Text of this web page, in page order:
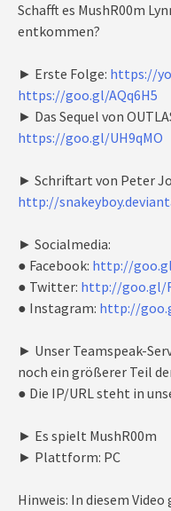
Schafft es MushR00m
entkommen?
► Erste Folge: https://
https://goo.gl/AQq6H5
► Das Sequel von
https://goo.gl/UH9qMO
► Schriftart von Peter
http://
► Socialmedia:
● Facebook: http://
● Twitter: http://goo.gl/
● Instagram: http://
► Unser Teamspeak-
noch ein größerer Teil
● Die IP/URL steht in
► Es spielt MushR00m
► Plattform: PC
Hinweis: In diesem